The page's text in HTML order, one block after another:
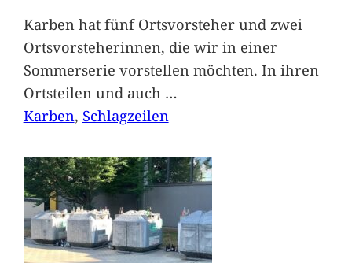
Karben hat fünf Ortsvorsteher und zwei
Ortsvorsteherinnen, die wir in einer
Sommerserie vorstellen möchten. In ihren
Ortsteilen und auch …
Karben, Schlagzeilen